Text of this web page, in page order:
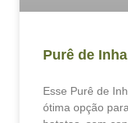
Purê de
Esse Purê de
ótima opção